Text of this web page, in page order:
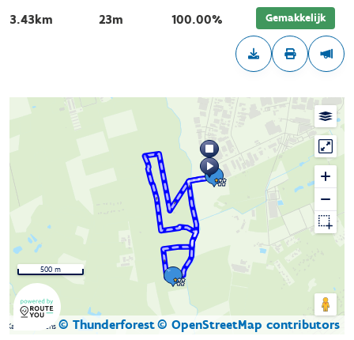
3.43km 23m 100.00% Gemakkelijk
Kaartgegevens © Thunderforest© OpenStreetMap contributors
500 m